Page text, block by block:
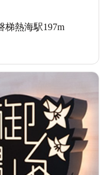
梯熱海駅197m